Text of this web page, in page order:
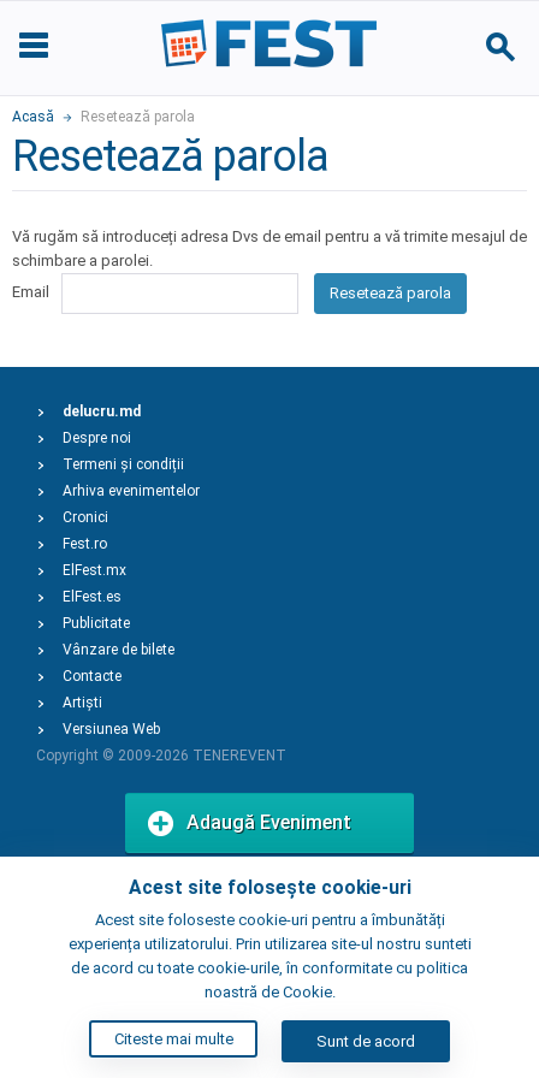
Acasă Resetează parola
Resetează parola
Vă rugăm să introduceți adresa Dvs de email pentru a vă trimite mesajul de
schimbare a parolei.
Email
Resetează parola
Acest site folosește cookie-uri
Acest site foloseste cookie-uri pentru a îmbunătăți
experiența utilizatorului. Prin utilizarea site-ul nostru sunteti
de acord cu toate cookie-urile, în conformitate cu politica
noastră de Cookie.
Citeste mai multe Sunt de acord
delucru.md
Despre noi
Termeni și condiții
Arhiva evenimentelor
Cronici
Fest.ro
ElFest.mx
ElFest.es
Publicitate
Vânzare de bilete
Contacte
Artiști
Versiunea Web
Copyright © 2009-2026 TENEREVENT
Adaugă Eveniment
Adaugă Local